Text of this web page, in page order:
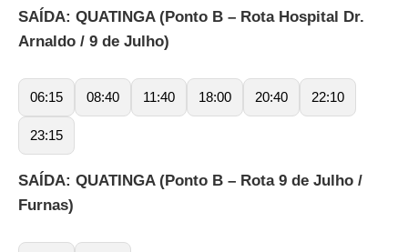
SAÍDA: QUATINGA (Ponto B – Rota Hospital Dr.
Arnaldo / 9 de Julho)
06:15 08:40 11:40 18:00 20:40 22:10
23:15
SAÍDA: QUATINGA (Ponto B – Rota 9 de Julho /
Furnas)